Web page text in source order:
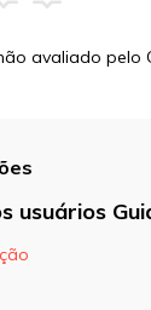
avaliado pelo
usuários